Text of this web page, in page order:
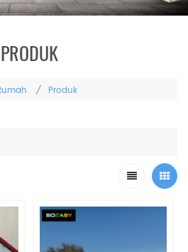
PRODUK
/ Produk